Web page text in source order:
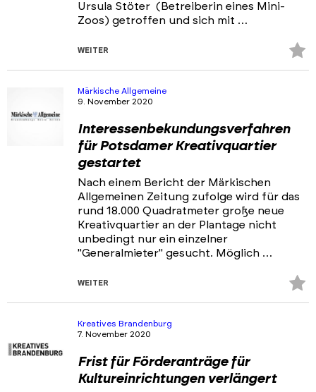
Ursula Stöter (Betreiberin eines Mini-
Zoos) getroffen und sich mit …
WEITER
Märkische Allgemeine
9. November 2020
Interessenbekundungsverfahren
für Potsdamer Kreativquartier
gestartet
Nach einem Bericht der Märkischen
Allgemeinen Zeitung zufolge wird für das
rund 18.000 Quadratmeter große neue
Kreativquartier an der Plantage nicht
unbedingt nur ein einzelner
"Generalmieter" gesucht. Möglich …
WEITER
Kreatives Brandenburg
7. November 2020
Frist für Förderanträge für
Kultureinrichtungen verlängert